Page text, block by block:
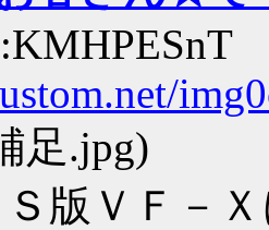
足.jpg)
版ＶＦ－